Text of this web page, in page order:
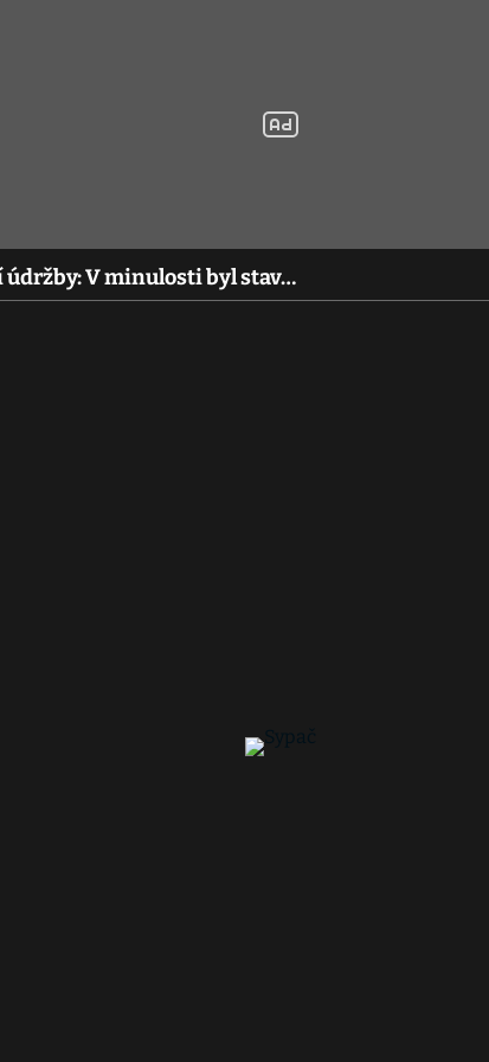
údržby: V minulosti byl stav…